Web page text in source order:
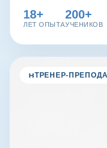
18+
ЛЕТ ОПЫТА
200+
УЧЕНИКОВ
ТРЕНЕР-